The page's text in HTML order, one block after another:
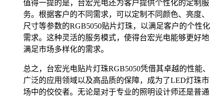
值得一提的是，台宏光电还为客户提供个性化的定制服
务。根据客户的不同需求，可以定制不同颜色、亮度、
尺寸等参数的RGB5050贴片灯珠，以满足客户的个性化
需求。这种灵活的服务模式，使得台宏光电能够更好地
满足市场多样化的需求。
总之，台宏光电贴片灯珠RGB5050凭借其卓越的性能、
广泛的应用领域以及高品质的保障，成为了LED灯珠市
场中的佼佼者。无论是对于专业的照明设计师还是普通